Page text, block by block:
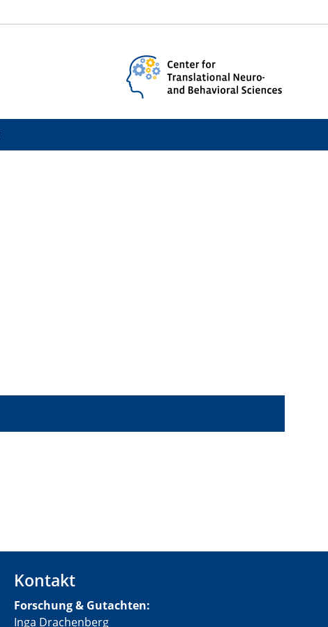
Kontakt
Forschung & Gutachten:
Inga Drachenberg